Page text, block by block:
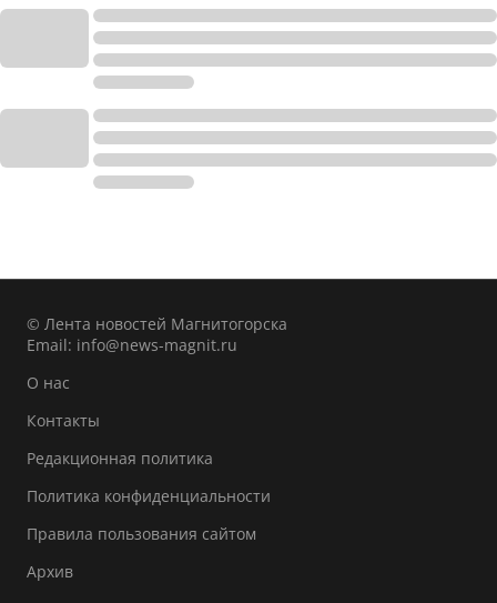
© Лента новостей Магнитогорска
Email: info@news-magnit.ru
О нас
Контакты
Редакционная политика
Политика конфиденциальности
Правила пользования сайтом
Архив